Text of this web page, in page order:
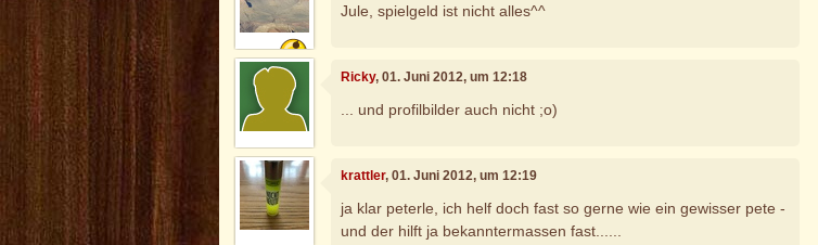
Jule, spielgeld ist nicht alles^^
Ricky, 01. Juni 2012, um 12:18
... und profilbilder auch nicht ;o)
krattler, 01. Juni 2012, um 12:19
ja klar peterle, ich helf doch fast so gerne wie ein gewisser pete -
und der hilft ja bekanntermassen fast......